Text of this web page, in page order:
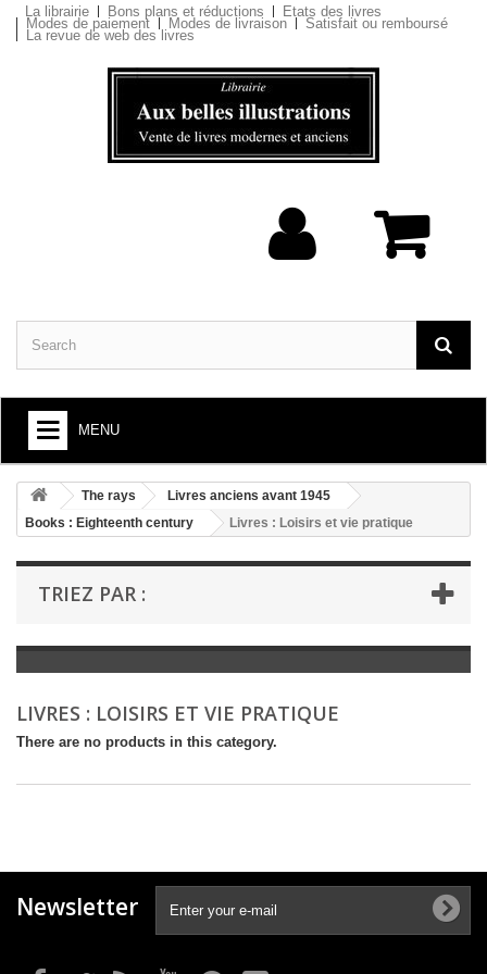
La librairie Bons plans et réductions Etats des livres
Modes de paiement Modes de livraison Satisfait ou remboursé
La revue de web des livres
MENU
+
BOOKS : ARTS AND SOCIETY
+
BOOKS : LITERATURE
+
BOOKS : YOUTH
LIVRES ANCIENS AVANT 1945
The rays
Livres anciens avant 1945
Books : Eighteenth century
Livres : Loisirs et vie pratique
TRIEZ PAR :
LIVRES : LOISIRS ET VIE PRATIQUE
There are no products in this category.
Newsletter